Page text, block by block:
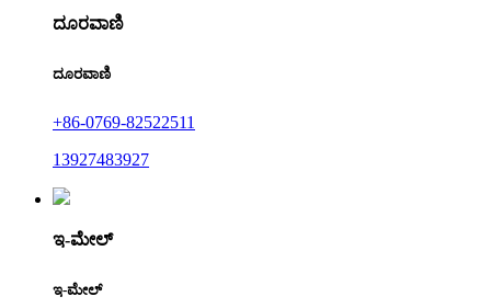
ದೂರವಾಣಿ
ದೂರವಾಣಿ
+86-0769-82522511
13927483927
ಇ-ಮೇಲ್
ಇ-ಮೇಲ್